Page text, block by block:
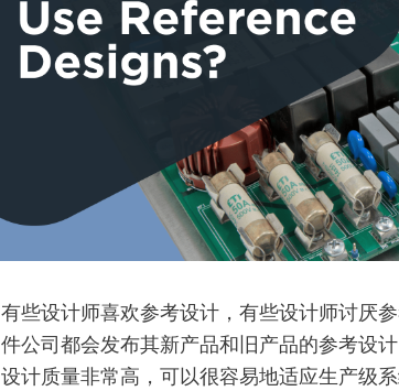
有些设计师喜欢参考设计，有些设计师讨厌
件公司都会发布其新产品和旧产品的参考设
设计质量非常高，可以很容易地适应生产级